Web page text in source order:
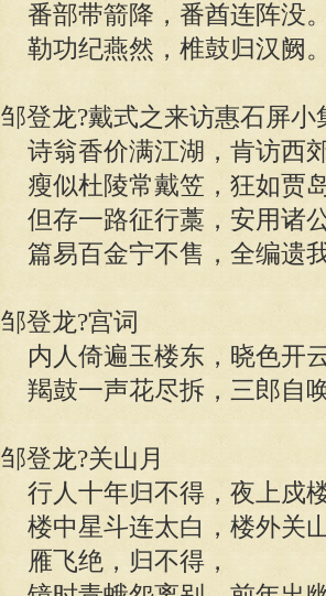
番部带箭降，番酋连阵没
勒功纪燕然，椎鼓归汉阙
邹登龙?戴式之来访惠石屏小
诗翁香价满江湖，肯访西
瘦似杜陵常戴笠，狂如贾
但存一路征行藁，安用诸
篇易百金宁不售，全编遗
邹登龙?宫词
内人倚遍玉楼东，晓色开
羯鼓一声花尽拆，三郎自
邹登龙?关山月
行人十年归不得，夜上戍
楼中星斗连太白，楼外关
雁飞绝，归不得，